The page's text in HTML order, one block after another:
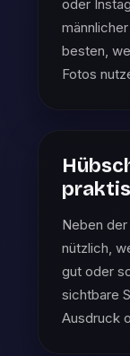
oder
besten,
Fotos
Neben
nützlich,
gut oder
sichtbare
Ausdruck